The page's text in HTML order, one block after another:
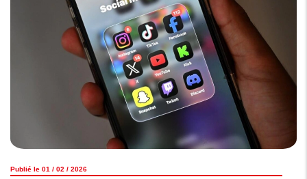
Publié le 01 / 02 / 2026